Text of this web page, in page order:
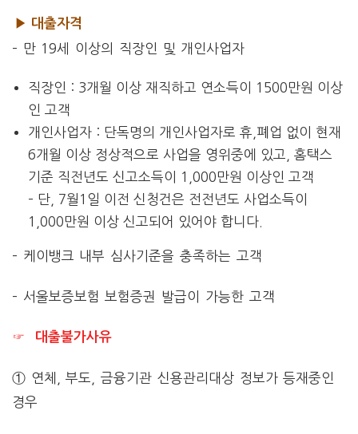
▶ 대출자격
– 만 19세 이상의 직장인 및 개인사업자
직장인 : 3개월 이상 재직하고 연소득이 1500만원 이상
인 고객
개인사업자 : 단독명의 개인사업자로 휴,폐업 없이 현재
6개월 이상 정상적으로 사업을 영위중에 있고, 홈택스
기준 직전년도 신고소득이 1,000만원 이상인 고객
– 단, 7월1일 이전 신청건은 전전년도 사업소득이
1,000만원 이상 신고되어 있어야 합니다.
– 케이뱅크 내부 심사기준을 충족하는 고객
– 서울보증보험 보험증권 발급이 가능한 고객
☞ 대출불가사유
① 연체, 부도, 금융기관 신용관리대상 정보가 등재중인
경우